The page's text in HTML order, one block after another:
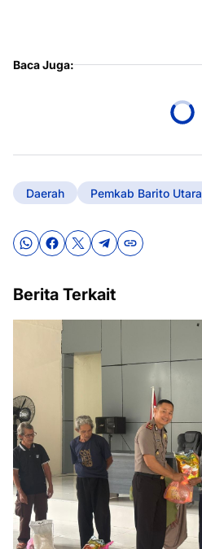
Baca Juga:
Daerah Pemkab Barito Utara
Berita Terkait